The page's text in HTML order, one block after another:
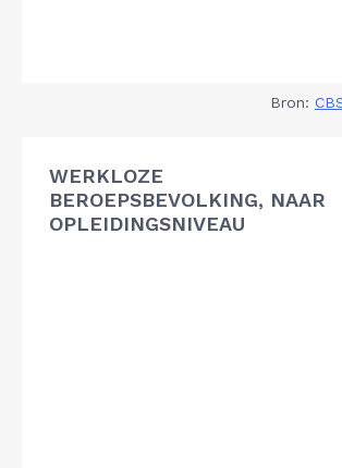
Bron:
WERKLOZE
BEROEPSBEVOLKING, NAAR
OPLEIDINGSNIVEAU